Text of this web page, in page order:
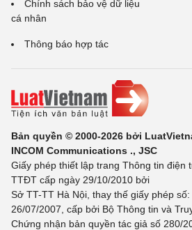
Chính sách bảo vệ dữ liệu
cá nhân
Thông báo hợp tác
Bản quyền © 2000-2026 bởi
INCOM Communications ., JSC
Giấy phép thiết lập trang Thông tin điện
TTĐT cấp ngày 29/10/2010 bởi
Sở TT-TT Hà Nội, thay thế giấy phép
26/07/2007, cấp bởi Bộ Thông tin và
Chứng nhận bản quyền tác giả số 280/